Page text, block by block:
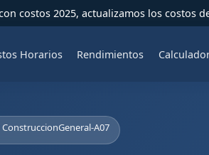
costos 2025, actualizamos los costos
Horarios Rendimientos
ConstruccionGeneral-A07